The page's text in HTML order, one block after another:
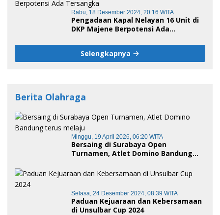
Rabu, 18 Desember 2024, 20:16 WITA
Pengadaan Kapal Nelayan 16 Unit di
DKP Majene Berpotensi Ada
Selengkapnya
Berita Olahraga
Minggu, 19 April 2026, 06:20 WITA
Bersaing di Surabaya Open
Turnamen, Atlet Domino Bandung
Selasa, 24 Desember 2024, 08:39 WITA
Paduan Kejuaraan dan Kebersamaan
di Unsulbar Cup 2024